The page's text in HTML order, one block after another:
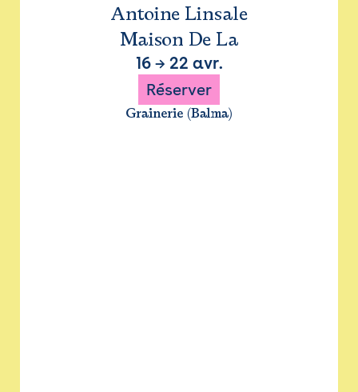
Antoine Linsale
Maison De La
16→ 22 avr.
Réserver
Grainerie (Balma)